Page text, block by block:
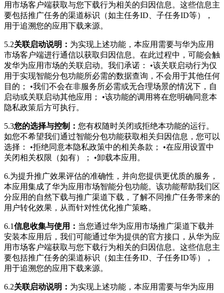
用市场客户端获取与您下载行为相关的归因信息。这些信息主
要包括推广任务的渠道标识（如主任务ID、子任务ID等），
用于追溯您的应用下载来源。
5.2关联启动说明： 为实现上述功能，本应用需要与华为应用
市场客户端进行通信以获取归因信息。在此过程中，可能会触
发华为应用市场的关联启动。我们承诺： •该关联启动行为仅
用于实现智能分包功能所必需的数据查询，不会用于其他任何
目的； •我们不会在非服务所必需或无合理场景的情况下，自
启动或关联启动其他应用； •该功能的调用将在您明确同意本
隐私政策后方可执行。
5.3您的选择与控制： 您有权随时关闭或拒绝本功能的运行。
如您不希望我们通过智能分包功能获取相关归因信息，您可以
选择： •拒绝同意本隐私政策中的相关条款； •在应用设置中
关闭相关权限（如有）； •卸载本应用。
6.为提升推广效果评估的准确性，并向您提供更优质的服务，
本应用集成了华为应用市场智能分包功能。该功能帮助我们区
分应用的自然下载与推广渠道下载，了解不同推广任务带来的
用户转化效果，从而针对性优化推广策略。
6.1信息收集与使用： 当您通过华为应用市场推广渠道下载并
安装本应用后，我们可能通过华为提供的官方接口，从华为应
用市场客户端获取与您下载行为相关的归因信息。这些信息主
要包括推广任务的渠道标识（如主任务ID、子任务ID等），
用于追溯您的应用下载来源。
6.2关联启动说明： 为实现上述功能，本应用需要与华为应用